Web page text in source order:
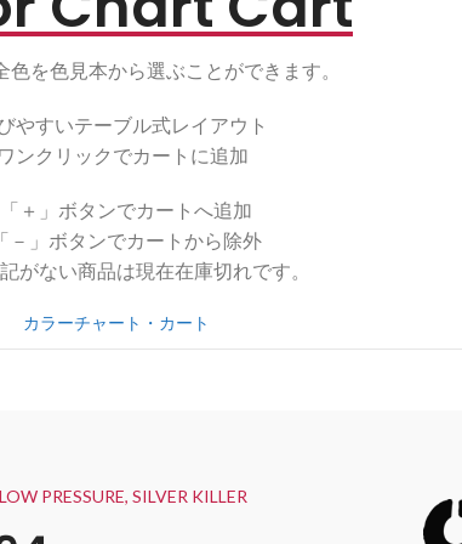
色を色見本から選ぶことができます。
やすいテーブル式レイアウト
ンクリックでカートに追加
＋」ボタンでカートへ追加
－」ボタンでカートから除外
がない商品は現在在庫切れです。
カラーチャート・カート
PRESSURE, SILVER KILLER